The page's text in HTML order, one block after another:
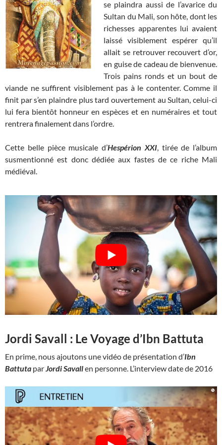
se plaindra aussi de l’avarice du
Sultan du Mali, son hôte, dont les
richesses apparentes lui avaient
laissé visiblement espérer qu’il
allait se retrouver recouvert d’or,
en guise de cadeau de bienvenue.
Trois pains ronds et un bout de
viande ne suffirent visiblement pas à le contenter. Comme il
finit par s’en plaindre plus tard ouvertement au Sultan, celui-ci
lui fera bientôt honneur en espèces et en numéraires et tout
rentrera finalement dans l’ordre.
Cette belle pièce musicale d’Hespérion XXI, tirée de l’album
susmentionné est donc dédiée aux fastes de ce riche Mali
médiéval.
Jordi Savall : Le Voyage d’Ibn Battuta
En prime, nous ajoutons une vidéo de présentation d’Ibn
Battuta par Jordi Savallen personne. L’interview date de 2016